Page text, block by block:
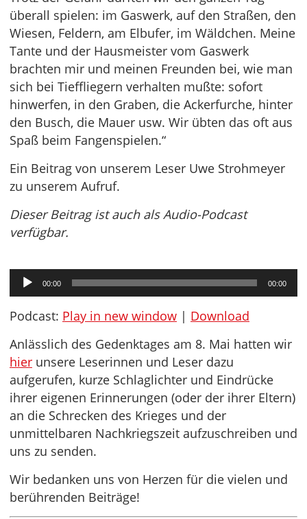
überall spielen: im Gaswerk, auf den Straßen, den
Wiesen, Feldern, am Elbufer, im Wäldchen. Meine
Tante und der Hausmeister vom Gaswerk
brachten mir und meinen Freunden bei, wie man
sich bei Tieffliegern verhalten mußte: sofort
hinwerfen, in den Graben, die Ackerfurche, hinter
den Busch, die Mauer usw. Wir übten das oft aus
Spaß beim Fangenspielen.“
Ein Beitrag von unserem Leser Uwe Strohmeyer
zu unserem Aufruf.
Dieser Beitrag ist auch als Audio-Podcast
verfügbar.
Audio-
Player
00:00 00:00
Podcast: Play in new window | Download
Anlässlich des Gedenktages am 8. Mai hatten wir
hier unsere Leserinnen und Leser dazu
aufgerufen, kurze Schlaglichter und Eindrücke
ihrer eigenen Erinnerungen (oder der ihrer Eltern)
an die Schrecken des Krieges und der
unmittelbaren Nachkriegszeit aufzuschreiben und
uns zu senden.
Wir bedanken uns von Herzen für die vielen und
berührenden Beiträge!